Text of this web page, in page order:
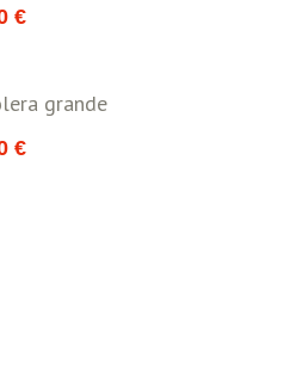
€
grande
€